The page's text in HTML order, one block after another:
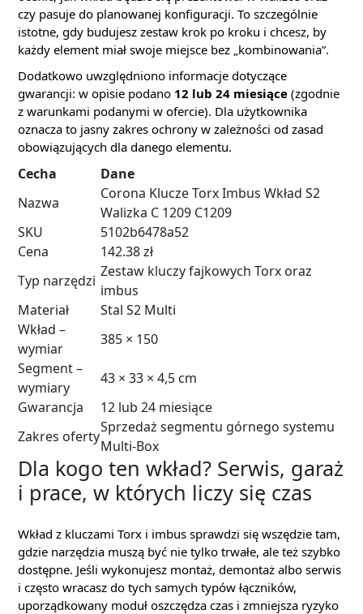
czy pasuje do planowanej konfiguracji. To szczególnie
istotne, gdy budujesz zestaw krok po kroku i chcesz, by
każdy element miał swoje miejsce bez „kombinowania”.
Dodatkowo uwzględniono informacje dotyczące
gwarancji: w opisie podano 12 lub 24 miesiące (zgodnie
z warunkami podanymi w ofercie). Dla użytkownika
oznacza to jasny zakres ochrony w zależności od zasad
obowiązujących dla danego elementu.
Cecha
Dane
Nazwa
Corona Klucze Torx Imbus Wkład S2
Walizka C 1209 C1209
SKU
5102b6478a52
Cena
142.38 zł
Typ narzędzi
Zestaw kluczy fajkowych Torx oraz
imbus
Materiał
Stal S2 Multi
Wkład –
wymiar
385 × 150
Segment –
wymiary
43 × 33 × 4,5 cm
Gwarancja
12 lub 24 miesiące
Zakres oferty
Sprzedaż segmentu górnego systemu
Multi-Box
Dla kogo ten wkład? Serwis, garaż
i prace, w których liczy się czas
Wkład z kluczami Torx i imbus sprawdzi się wszędzie tam,
gdzie narzędzia muszą być nie tylko trwałe, ale też szybko
dostępne. Jeśli wykonujesz montaż, demontaż albo serwis
i często wracasz do tych samych typów łączników,
uporządkowany moduł oszczędza czas i zmniejsza ryzyko